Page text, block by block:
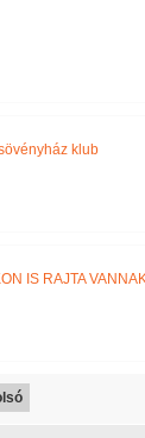
klub
IS RAJTA